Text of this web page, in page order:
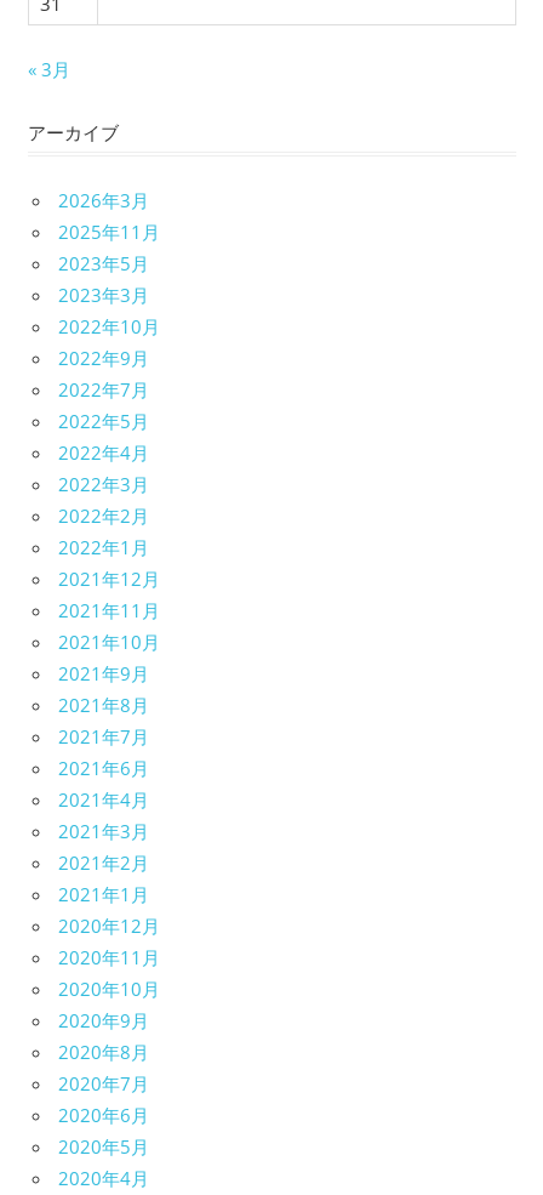
« 3月
アーカイブ
2026年3月
2025年11月
2023年5月
2023年3月
2022年10月
2022年9月
2022年7月
2022年5月
2022年4月
2022年3月
2022年2月
2022年1月
2021年12月
2021年11月
2021年10月
2021年9月
2021年8月
2021年7月
2021年6月
2021年4月
2021年3月
2021年2月
2021年1月
2020年12月
2020年11月
2020年10月
2020年9月
2020年8月
2020年7月
2020年6月
2020年5月
2020年4月